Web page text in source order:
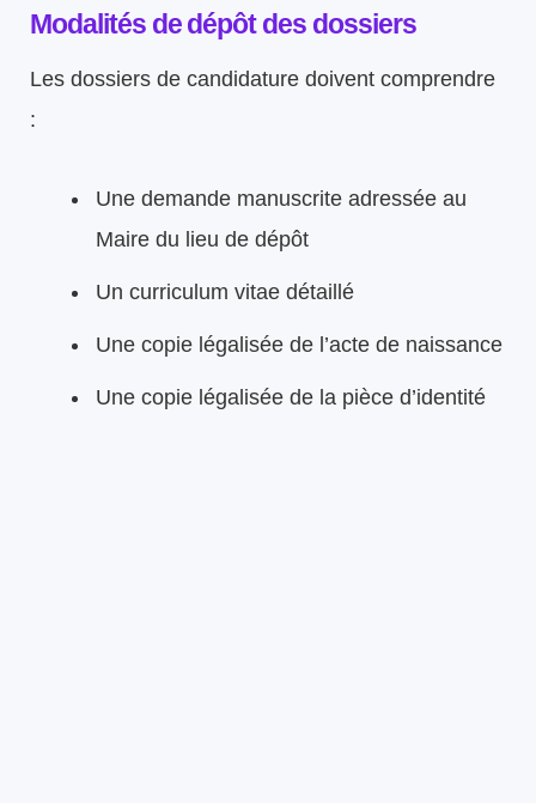
Modalités de dépôt des dossiers
Les dossiers de candidature doivent comprendre
:
Une demande manuscrite adressée au
Maire du lieu de dépôt
Un curriculum vitae détaillé
Une copie légalisée de l’acte de naissance
Une copie légalisée de la pièce d’identité